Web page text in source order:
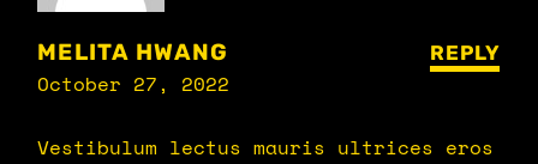
MELITA HWANG
October 27, 2022
REPLY
Vestibulum lectus mauris ultrices eros